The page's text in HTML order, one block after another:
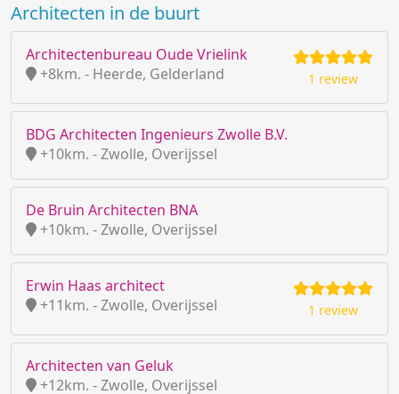
Architecten in de buurt
Architectenbureau Oude Vrielink
+8km. - Heerde, Gelderland
1 review
BDG Architecten Ingenieurs Zwolle B.V.
+10km. - Zwolle, Overijssel
De Bruin Architecten BNA
+10km. - Zwolle, Overijssel
Erwin Haas architect
+11km. - Zwolle, Overijssel
1 review
Architecten van Geluk
+12km. - Zwolle, Overijssel